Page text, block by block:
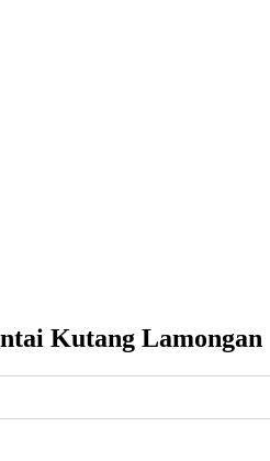
Kutang Lamongan